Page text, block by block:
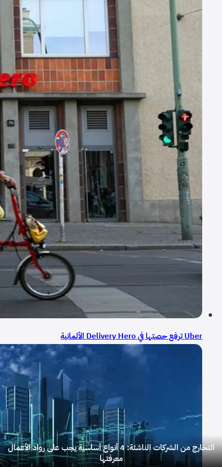
التخارج من الشركات الناشئة: 4 أنواع أساسية يجب على رواد الأعمال
معرفتها
Uber ترفع حصتها في Delivery Hero الألمانية